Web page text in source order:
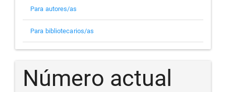
Para autores/as
Para bibliotecarios/as
Número actual